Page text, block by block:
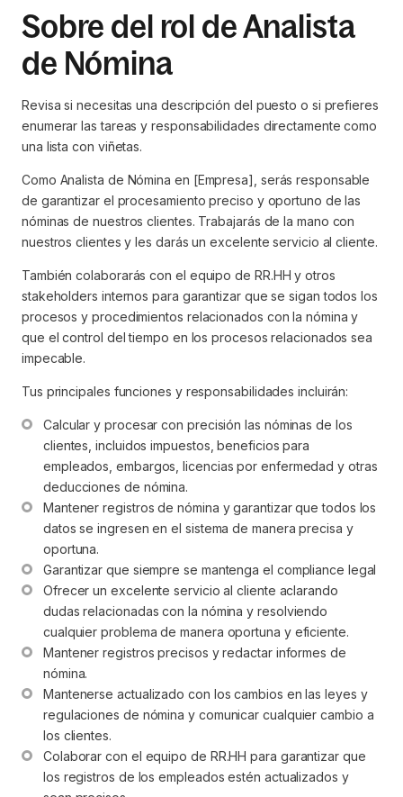
Sobre del rol de Analista
de Nómina
Revisa si necesitas una descripción del puesto o si prefieres
enumerar las tareas y responsabilidades directamente como
una lista con viñetas.
Como Analista de Nómina en [Empresa], serás responsable
de garantizar el procesamiento preciso y oportuno de las
nóminas de nuestros clientes. Trabajarás de la mano con
nuestros clientes y les darás un excelente servicio al cliente.
También colaborarás con el equipo de RR.HH y otros
stakeholders internos para garantizar que se sigan todos los
procesos y procedimientos relacionados con la nómina y
que el control del tiempo en los procesos relacionados sea
impecable.
Tus principales funciones y responsabilidades incluirán:
Calcular y procesar con precisión las nóminas de los
clientes, incluidos impuestos, beneficios para
empleados, embargos, licencias por enfermedad y otras
deducciones de nómina.
Mantener registros de nómina y garantizar que todos los
datos se ingresen en el sistema de manera precisa y
oportuna.
Garantizar que siempre se mantenga el compliance legal
Ofrecer un excelente servicio al cliente aclarando
dudas relacionadas con la nómina y resolviendo
cualquier problema de manera oportuna y eficiente.
Mantener registros precisos y redactar informes de
nómina.
Mantenerse actualizado con los cambios en las leyes y
regulaciones de nómina y comunicar cualquier cambio a
los clientes.
Colaborar con el equipo de RR.HH para garantizar que
los registros de los empleados estén actualizados y